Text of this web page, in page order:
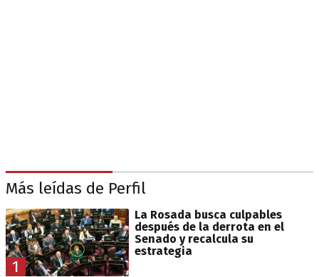
Más leídas de Perfil
1
La Rosada busca culpables
después de la derrota en el
Senado y recalcula su
estrategia